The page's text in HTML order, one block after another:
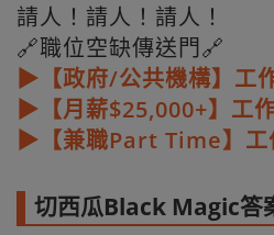
請人！請人！請人！
🔗職位空缺傳送門🔗
▶【政府/公共機構】工
▶【月薪$25,000+】工
▶【兼職Part Time】工
切西瓜Black Magic答